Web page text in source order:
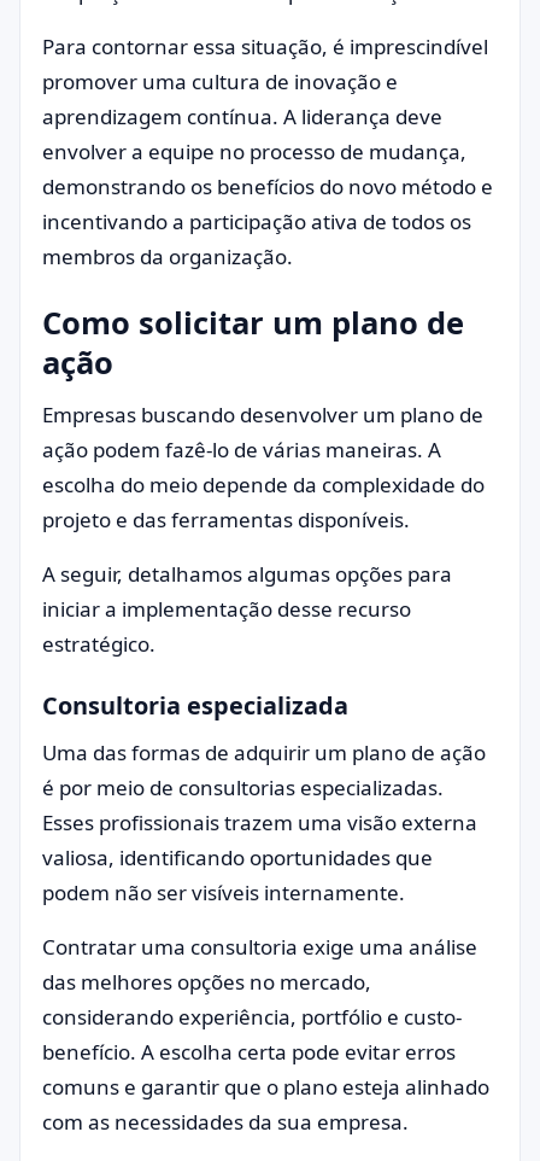
Para contornar essa situação, é imprescindível
promover uma cultura de inovação e
aprendizagem contínua. A liderança deve
envolver a equipe no processo de mudança,
demonstrando os benefícios do novo método e
incentivando a participação ativa de todos os
membros da organização.
Como solicitar um plano de
ação
Empresas buscando desenvolver um plano de
ação podem fazê-lo de várias maneiras. A
escolha do meio depende da complexidade do
projeto e das ferramentas disponíveis.
A seguir, detalhamos algumas opções para
iniciar a implementação desse recurso
estratégico.
Consultoria especializada
Uma das formas de adquirir um plano de ação
é por meio de consultorias especializadas.
Esses profissionais trazem uma visão externa
valiosa, identificando oportunidades que
podem não ser visíveis internamente.
Contratar uma consultoria exige uma análise
das melhores opções no mercado,
considerando experiência, portfólio e custo-
benefício. A escolha certa pode evitar erros
comuns e garantir que o plano esteja alinhado
com as necessidades da sua empresa.